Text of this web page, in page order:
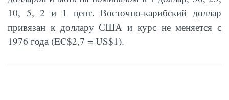
10, 5, 2 и 1 цент. Восточно-карибский доллар
привязан к доллару США и курс не меняется с
1976 года (EC$2,7 = US$1).